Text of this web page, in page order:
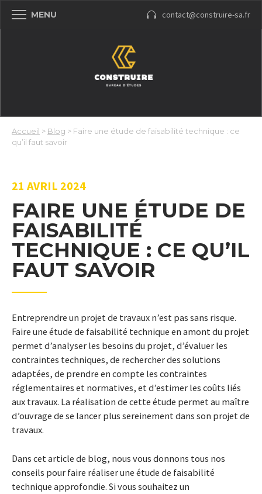
MENU contact@construire-sa.fr
Accueil > Blog > Faire une étude de faisabilité technique : ce
qu’il faut savoir
21 AVRIL 2024
FAIRE UNE ÉTUDE DE
FAISABILITÉ
TECHNIQUE : CE QU’IL
FAUT SAVOIR
Entreprendre un projet de travaux n’est pas sans risque.
Faire une étude de faisabilité technique en amont du projet
permet d’analyser les besoins du projet, d’évaluer les
contraintes techniques, de rechercher des solutions
adaptées, de prendre en compte les contraintes
réglementaires et normatives, et d’estimer les coûts liés
aux travaux. La réalisation de cette étude permet au maître
d’ouvrage de se lancer plus sereinement dans son projet de
travaux.
Dans cet article de blog, nous vous donnons tous nos
conseils pour faire réaliser une étude de faisabilité
technique approfondie. Si vous souhaitez un